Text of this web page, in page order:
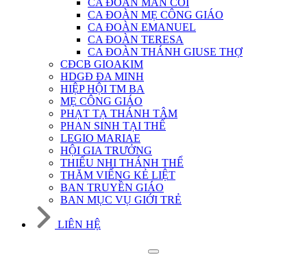
CA ĐOÀN MÂN CÔI
CA ĐOÀN MẸ CÔNG GIÁO
CA ĐOÀN EMANUEL
CA ĐOÀN TERESA
CA ĐOÀN THÁNH GIUSE THỢ
CĐCB GIOAKIM
HDGĐ ĐA MINH
HIỆP HỘI TM BA
MẸ CÔNG GIÁO
PHẠT TẠ THÁNH TÂM
PHAN SINH TẠI THẾ
LEGIO MARIAE
HỘI GIA TRƯỞNG
THIẾU NHI THÁNH THỂ
THĂM VIẾNG KẺ LIỆT
BAN TRUYỀN GIÁO
BAN MỤC VỤ GIỚI TRẺ
LIÊN HỆ